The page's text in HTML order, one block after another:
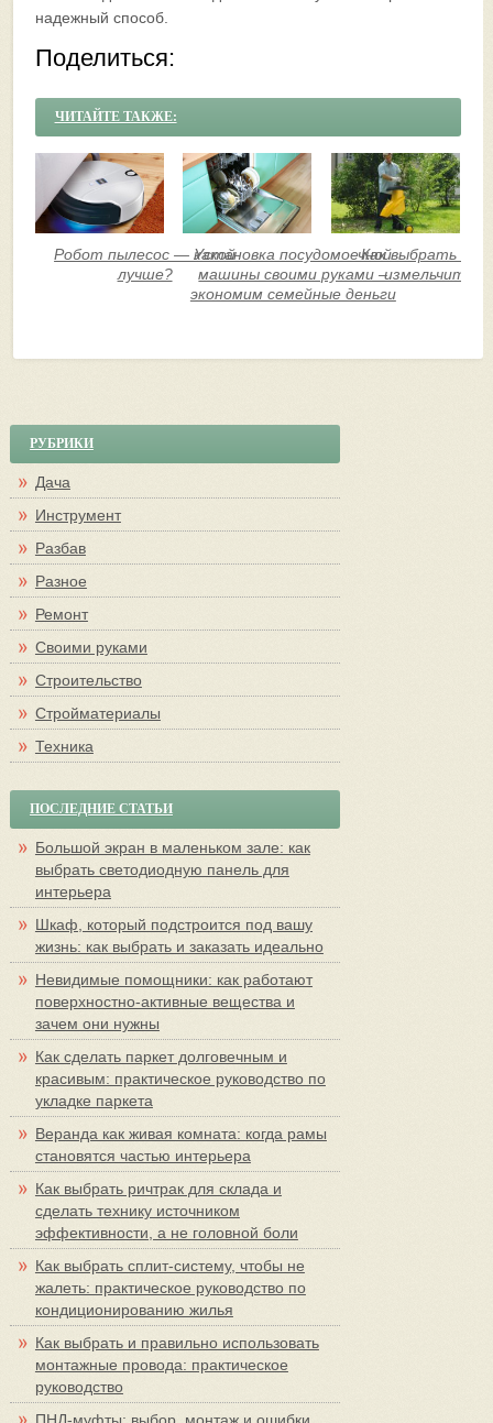
надежный способ.
Поделиться:
ЧИТАЙТЕ ТАКЖЕ:
Робот пылесос — какой
лучше?
Установка посудомоечной
машины своими руками –
экономим семейные деньги
Как выбрать
РУБРИКИ
Дача
Инструмент
Разбав
Разное
Ремонт
Своими руками
Строительство
Стройматериалы
Техника
ПОСЛЕДНИЕ СТАТЬИ
Большой экран в маленьком зале: как
выбрать светодиодную панель для
интерьера
Шкаф, который подстроится под вашу
жизнь: как выбрать и заказать идеально
Невидимые помощники: как работают
поверхностно-активные вещества и
зачем они нужны
Как сделать паркет долговечным и
красивым: практическое руководство по
укладке паркета
Веранда как живая комната: когда рамы
становятся частью интерьера
Как выбрать ричтрак для склада и
сделать технику источником
эффективности, а не головной боли
Как выбрать сплит-систему, чтобы не
жалеть: практическое руководство по
кондиционированию жилья
Как выбрать и правильно использовать
монтажные провода: практическое
руководство